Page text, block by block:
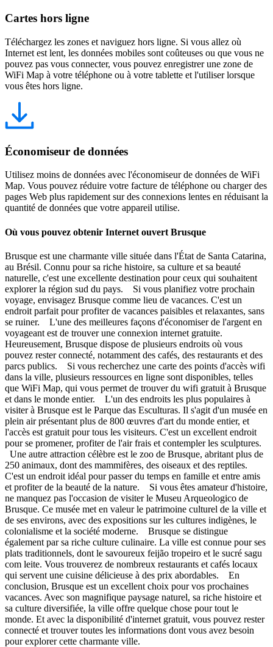
Cartes hors ligne
Téléchargez les zones et naviguez hors ligne. Si vous allez où
Internet est lent, les données mobiles sont coûteuses ou que vous ne
pouvez pas vous connecter, vous pouvez enregistrer une zone de
WiFi Map à votre téléphone ou à votre tablette et l'utiliser lorsque
vous êtes hors ligne.
Économiseur de données
Utilisez moins de données avec l'économiseur de données de WiFi
Map. Vous pouvez réduire votre facture de téléphone ou charger des
pages Web plus rapidement sur des connexions lentes en réduisant la
quantité de données que votre appareil utilise.
Où vous pouvez obtenir Internet ouvert Brusque
Brusque est une charmante ville située dans l'État de Santa Catarina,
au Brésil. Connu pour sa riche histoire, sa culture et sa beauté
naturelle, c'est une excellente destination pour ceux qui souhaitent
explorer la région sud du pays. Si vous planifiez votre prochain
voyage, envisagez Brusque comme lieu de vacances. C'est un
endroit parfait pour profiter de vacances paisibles et relaxantes, sans
se ruiner. L'une des meilleures façons d'économiser de l'argent en
voyageant est de trouver une connexion internet gratuite.
Heureusement, Brusque dispose de plusieurs endroits où vous
pouvez rester connecté, notamment des cafés, des restaurants et des
parcs publics. Si vous recherchez une carte des points d'accès wifi
dans la ville, plusieurs ressources en ligne sont disponibles, telles
que WiFi Map, qui vous permet de trouver du wifi gratuit à Brusque
et dans le monde entier. L'un des endroits les plus populaires à
visiter à Brusque est le Parque das Esculturas. Il s'agit d'un musée en
plein air présentant plus de 800 œuvres d'art du monde entier, et
l'accès est gratuit pour tous les visiteurs. C'est un excellent endroit
pour se promener, profiter de l'air frais et contempler les sculptures.
Une autre attraction célèbre est le zoo de Brusque, abritant plus de
250 animaux, dont des mammifères, des oiseaux et des reptiles.
C'est un endroit idéal pour passer du temps en famille et entre amis
et profiter de la beauté de la nature. Si vous êtes amateur d'histoire,
ne manquez pas l'occasion de visiter le Museu Arqueologico de
Brusque. Ce musée met en valeur le patrimoine culturel de la ville et
de ses environs, avec des expositions sur les cultures indigènes, le
colonialisme et la société moderne. Brusque se distingue
également par sa riche culture culinaire. La ville est connue pour ses
plats traditionnels, dont le savoureux feijão tropeiro et le sucré sagu
com leite. Vous trouverez de nombreux restaurants et cafés locaux
qui servent une cuisine délicieuse à des prix abordables. En
conclusion, Brusque est un excellent choix pour vos prochaines
vacances. Avec son magnifique paysage naturel, sa riche histoire et
sa culture diversifiée, la ville offre quelque chose pour tout le
monde. Et avec la disponibilité d'internet gratuit, vous pouvez rester
connecté et trouver toutes les informations dont vous avez besoin
pour explorer cette charmante ville.